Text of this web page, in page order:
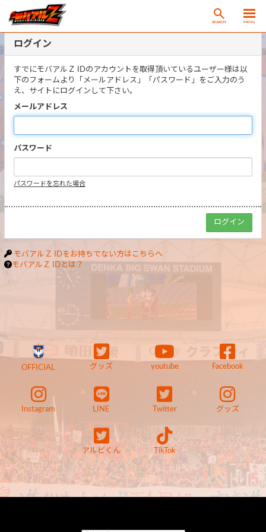
SEARCH MENU
ログイン
すでにモバアルＺ IDのアカウントを取得頂いているユーザー様は以
下のフォームより「メールアドレス」「パスワード」をご入力のう
え、サイトにログインして下さい。
メールアドレス
パスワード
パスワードを忘れた場合
モバアルＺ IDをお持ちでない方はこちらへ
モバアルＺ IDとは？
OFFICIAL グッズ youtube Facebook
Instagram LINE Twitter グッズ
アルビくん TikTok